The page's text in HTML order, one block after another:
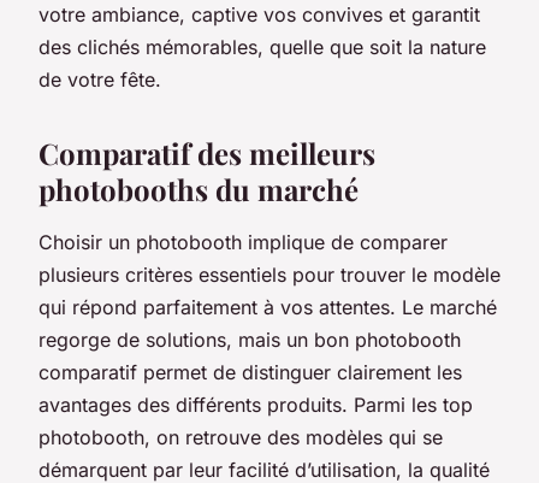
votre ambiance, captive vos convives et garantit
des clichés mémorables, quelle que soit la nature
de votre fête.
Comparatif des meilleurs
photobooths du marché
Choisir un photobooth implique de comparer
plusieurs critères essentiels pour trouver le modèle
qui répond parfaitement à vos attentes. Le marché
regorge de solutions, mais un bon photobooth
comparatif permet de distinguer clairement les
avantages des différents produits. Parmi les top
photobooth, on retrouve des modèles qui se
démarquent par leur facilité d’utilisation, la qualité